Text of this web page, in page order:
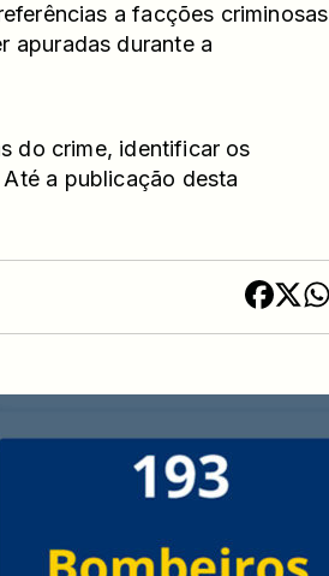
a facções criminosas
apuradas durante a
do crime, identificar os
a publicação desta